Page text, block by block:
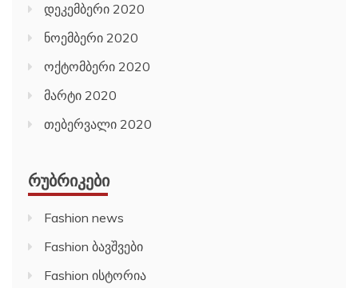
დეკემბერი 2020
ნოემბერი 2020
ოქტომბერი 2020
მარტი 2020
თებერვალი 2020
ᲠᲣᲑᲠᲘᲙᲔᲑᲘ
Fashion news
Fashion ბავშვები
Fashion ისტორია